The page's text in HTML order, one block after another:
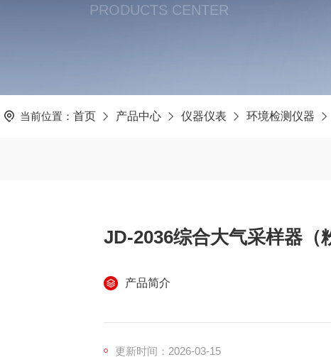
PRODUCTS CENTER
当前位置： 首页 产品中心 仪器仪表 环境检测仪器
JD-2036综合大气采样器（
产品简介
更新时间：2026-03-15